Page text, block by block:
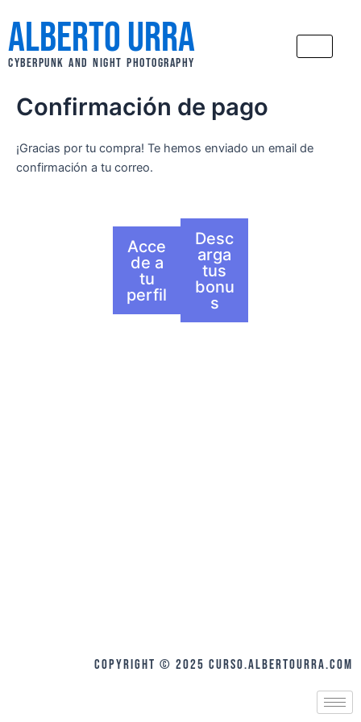
contenido
Alberto Urra
CYBERPUNK AND NIGHT PHOTOGRAPHY
Confirmación de pago
¡Gracias por tu compra! Te hemos enviado un email de
confirmación a tu correo.
Acce
de a
tu
perfil
Desc
arga
tus
bonu
s
COPYRIGHT © 2025 curso.albertourra.com